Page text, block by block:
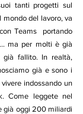
tanti progetti sul
mondo del lavoro, va
Teams  portando
ma per molti è già
già fallito. In realtà,
già e sono i
indossando un
Come leggete nel
già oggi 200 miliardi